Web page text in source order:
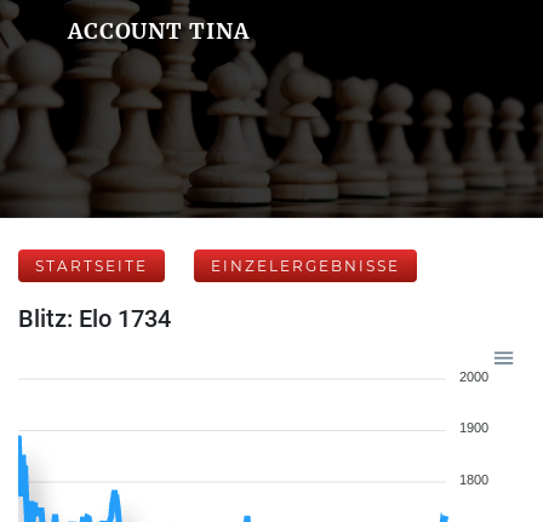
ACCOUNT TINA
STARTSEITE EINZELERGEBNISSE
Blitz: Elo 1734
2000
1900
1800